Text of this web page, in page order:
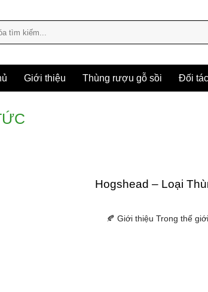
Giới thiệu Thùng rượu gỗ sồi Đối tác
Hogshead – Loại
🍂 Giới thiệu Trong thế